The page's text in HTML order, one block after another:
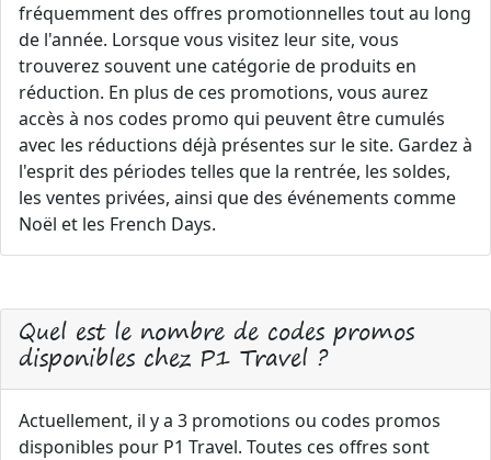
fréquemment des offres promotionnelles tout au long
de l'année. Lorsque vous visitez leur site, vous
trouverez souvent une catégorie de produits en
réduction. En plus de ces promotions, vous aurez
accès à nos codes promo qui peuvent être cumulés
avec les réductions déjà présentes sur le site. Gardez à
l'esprit des périodes telles que la rentrée, les soldes,
les ventes privées, ainsi que des événements comme
Noël et les French Days.
Quel est le nombre de codes promos
disponibles chez P1 Travel ?
Actuellement, il y a 3 promotions ou codes promos
disponibles pour P1 Travel. Toutes ces offres sont